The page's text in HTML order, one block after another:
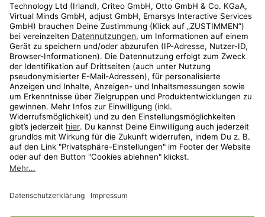
Shop
Aktionen
Travel